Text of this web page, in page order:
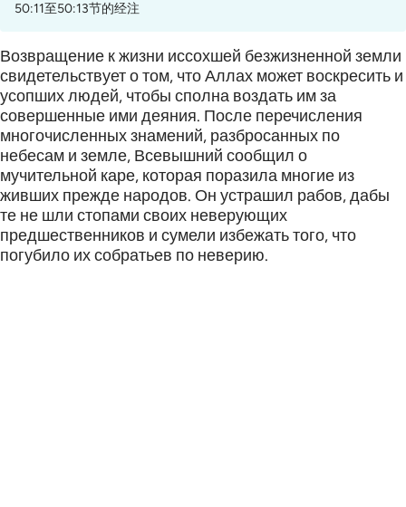
50:11至50:13节的经注
Возвращение к жизни иссохшей безжизненной земли
свидетельствует о том, что Аллах может воскресить и
усопших людей, чтобы сполна воздать им за
совершенные ими деяния. После перечисления
многочисленных знамений, разбросанных по
небесам и земле, Всевышний сообщил о
мучительной каре, которая поразила многие из
живших прежде народов. Он устрашил рабов, дабы
те не шли стопами своих неверующих
предшественников и сумели избежать того, что
погубило их собратьев по неверию.